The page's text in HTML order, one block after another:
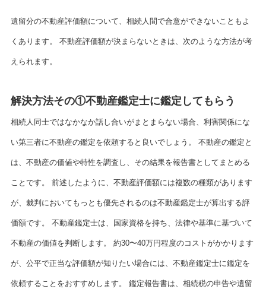
遺留分の不動産評価額について、相続人間で合意ができないこともよ
くあります。 不動産評価額が決まらないときは、次のような方法が考
えられます。
解決方法その①不動産鑑定士に鑑定してもらう
相続人同士ではなかなか話し合いがまとまらない場合、利害関係にな
い第三者に不動産の鑑定を依頼すると良いでしょう。 不動産の鑑定と
は、不動産の価値や特性を調査し、その結果を報告書としてまとめる
ことです。 前述したように、不動産評価額には複数の種類があります
が、裁判においてもっとも優先されるのは不動産鑑定士が算出する評
価額です。 不動産鑑定士は、国家資格を持ち、法律や基準に基づいて
不動産の価値を判断します。 約30〜40万円程度のコストがかかります
が、公平で正当な評価額が知りたい場合には、不動産鑑定士に鑑定を
依頼することをおすすめします。 鑑定報告書は、相続税の申告や遺留